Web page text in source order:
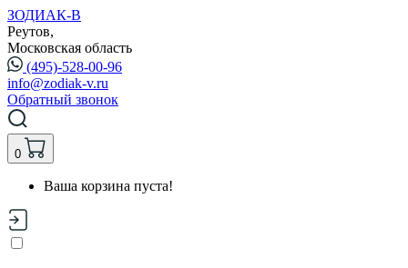
ЗОДИАК-В
Реутов,
Московская область
(495)-528-00-96
info@zodiak-v.ru
Обратный звонок
0
Ваша корзина пуста!